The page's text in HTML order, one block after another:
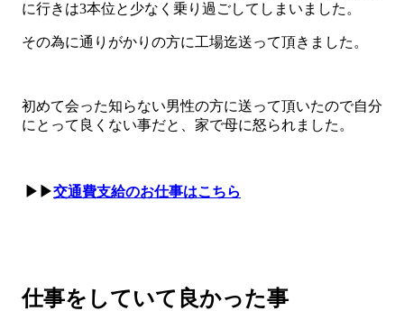
に行きは3本位と少なく乗り過ごしてしまいました。
その為に通りがかりの方に工場迄送って頂きました。
初めて会った知らない男性の方に送って頂いたので自分
にとって良くない事だと、家で母に怒られました。
▶▶交通費支給のお仕事はこちら
仕事をしていて良かった事